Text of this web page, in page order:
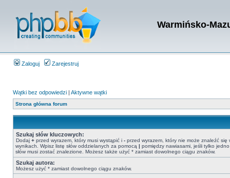
Warmińsko-
Zaloguj Zarejestruj
Wątki bez odpowiedzi | Aktywne wątki
Strona główna forum
Szukaj słów kluczowych:
Dodaj + przed wyrazem, który musi wystąpić i - przed wyrazem, który nie może znaleźć się
wynikach. Wpisz listę słów oddzielanych za pomocą | pomiędzy nawiasami, jeśli tylko
słów musi zostać znalezione. Możesz także użyć * zamiast dowolnego ciągu znaków.
Szukaj autora:
Możesz użyć * zamiast dowolnego ciągu znaków.